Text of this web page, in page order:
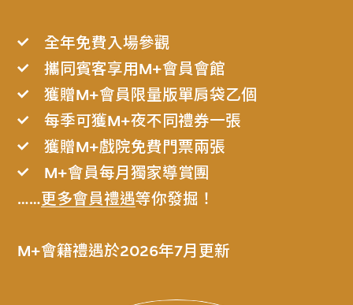
全年免費入場參觀
攜同賓客享用M+會員會館
獲贈M+會員限量版單肩袋乙個
每季可獲M+夜不同禮券一張
獲贈M+戲院免費門票兩張
M+會員每月獨家導賞團
……更多會員禮遇等你發掘！
M+會籍禮遇於2026年7月更新